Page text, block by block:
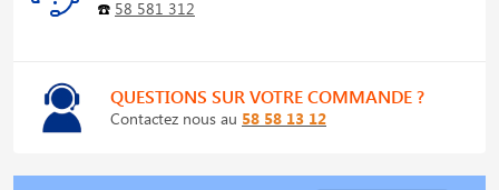
☎️ 58 581 312
QUESTIONS SUR VOTRE COMMANDE ?
Contactez nous au 58 58 13 12